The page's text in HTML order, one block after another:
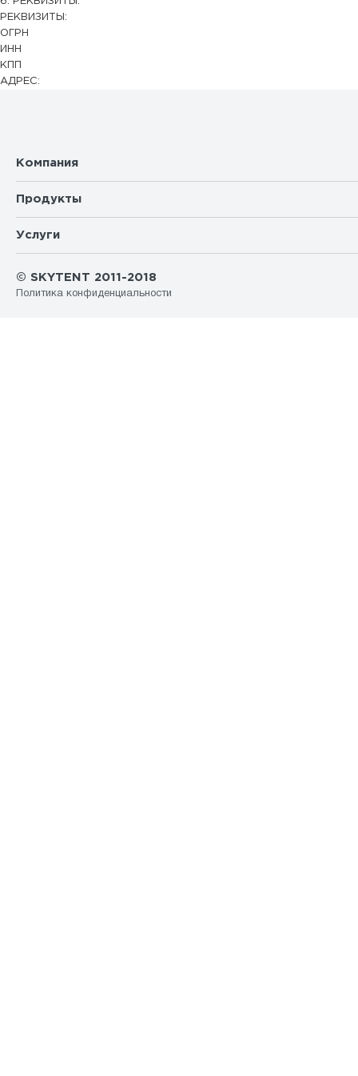
РЕКВИЗИТЫ:
ОГРН
ИНН
КПП
АДРЕС:
Компания
Продукты
Услуги
© SKYTENT 2011-2018
Политика конфиденциальности